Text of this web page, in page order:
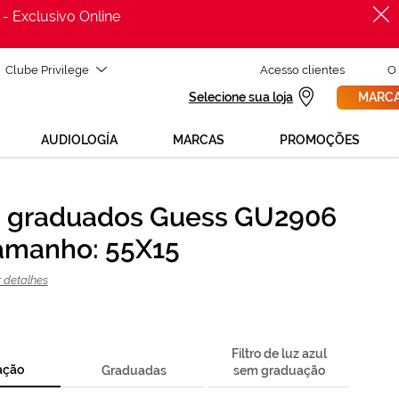
Exclusivo Online
Clube Privilege Acesso clientes O
Selecione sua loja
AUDIOLOGÍA MARCAS PROMOÇÕES
PROCURAR
de ajuda para mudar os teus óculos?
nós GRÁTIS no número800 114 297
uma
Guess GU2906
55X15
detalhes
Graduadas
Filtro de luz azul
sem graduação